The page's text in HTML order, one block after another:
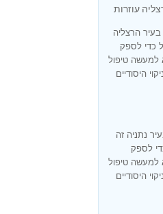
עוזרות
בעיר הרצליה
כדי לספק
למעשה טיפול
היסודיים
נתניה זה
לספק
למעשה טיפול
היסודיים